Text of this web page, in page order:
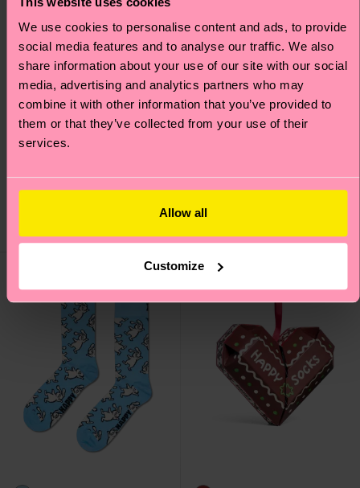
We use cookies to personalise content and ads, to provide
social media features and to analyse our traffic. We also
share information about your use of our site with our social
media, advertising and analytics partners who may
combine it with other information that you’ve provided to
them or that they’ve collected from your use of their
services.
Allow all
Customize
16 €
IN STOCK